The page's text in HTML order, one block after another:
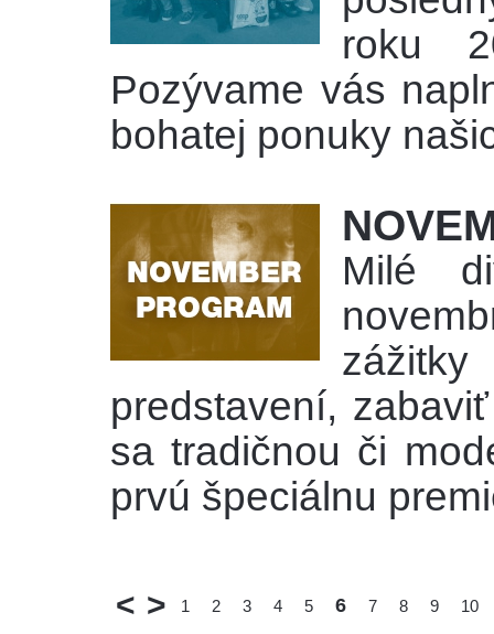
roku
Pozývame vás
bohatej ponuky
Milé
predstavení,
sa tradičnou či
prvú špeciálnu
< > 1 2 3 4 5 6 7 8 9 10